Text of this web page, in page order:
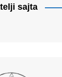
sajta